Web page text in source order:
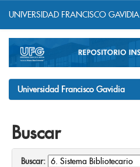
navigation
UNIVERSIDAD FRANCISCO GAVIDIA
Universidad Francisco Gavidia
Buscar
Buscar: